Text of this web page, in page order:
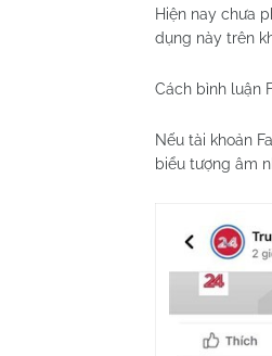
Hiện nay chưa
dụng này trên
Cách bình luận
Nếu tài khoản
biểu tượng âm